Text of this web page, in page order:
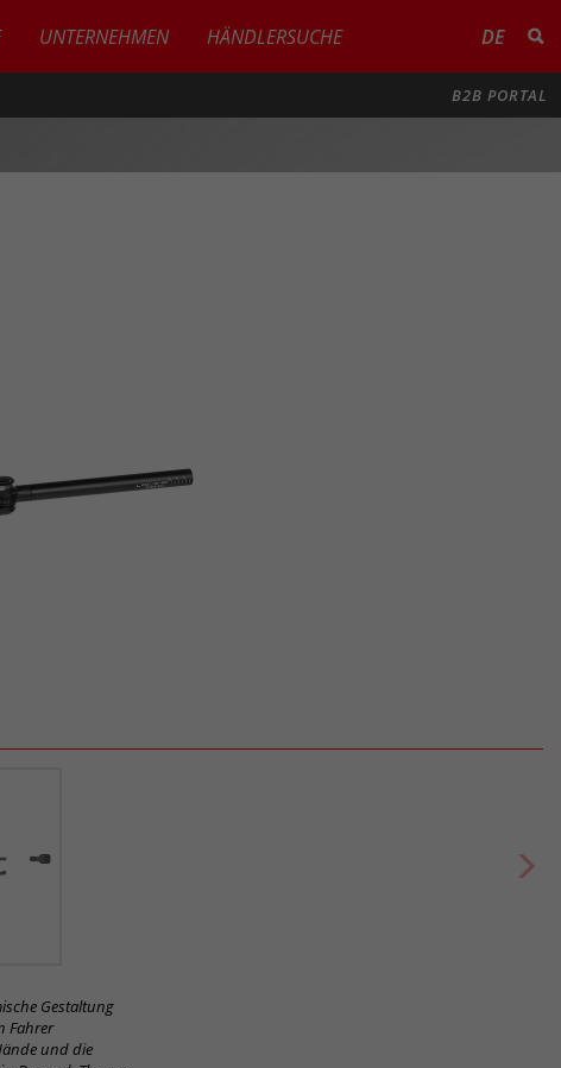
UNTERNEHMEN HÄNDLERSUCHE DE
B2B PORTAL
Gestaltung
Fahrer
und die